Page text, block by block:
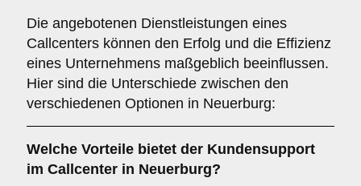
Die angebotenen Dienstleistungen eines
Callcenters können den Erfolg und die Effizienz
eines Unternehmens maßgeblich beeinflussen.
Hier sind die Unterschiede zwischen den
verschiedenen Optionen in Neuerburg:
Welche Vorteile bietet der Kundensupport
im Callcenter in Neuerburg?